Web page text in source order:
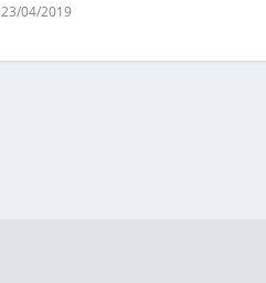
23/04/2019